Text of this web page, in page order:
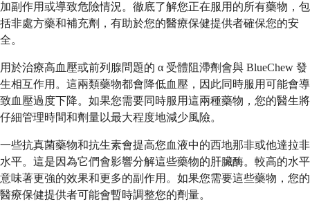
加副作用或導致危險情況。徹底了解您正在服用的所有藥物，包
括非處方藥和補充劑，有助於您的醫療保健提供者確保您的安
全。
用於治療高血壓或前列腺問題的 α 受體阻滯劑會與 BlueChew 發
生相互作用。這兩類藥物都會降低血壓，因此同時服用可能會導
致血壓過度下降。如果您需要同時服用這兩種藥物，您的醫生將
仔細管理時間和劑量以最大程度地減少風險。
一些抗真菌藥物和抗生素會提高您血液中的西地那非或他達拉非
水平。這是因為它們會影響分解這些藥物的肝臟酶。較高的水平
意味著更強的效果和更多的副作用。如果您需要這些藥物，您的
醫療保健提供者可能會暫時調整您的劑量。